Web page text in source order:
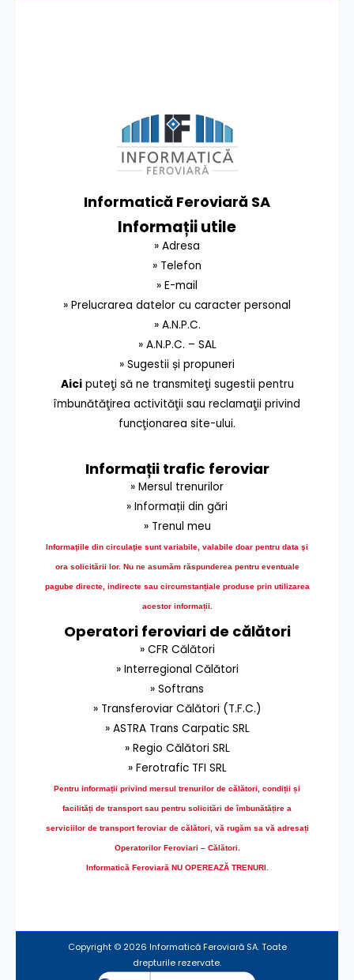
Informatică Feroviară SA
Informații utile
» Adresa
» Telefon
» E-mail
» Prelucrarea datelor cu caracter personal
» A.N.P.C.
» A.N.P.C. – SAL
» Sugestii și propuneri
Aiciputeţi să ne transmiteţi sugestii pentru
îmbunătăţirea activităţii sau reclamaţii privind
funcţionarea site-ului.
Informații trafic feroviar
» Mersul trenurilor
» Informații din gări
» Trenul meu
Informaţiile din circulaţie sunt variabile, valabile doar pentru data şi
ora solicitării lor. Nu ne asumăm răspunderea pentru eventuale
pagube directe, indirecte sau circumstanțiale produse prin utilizarea
acestor informații.
Operatori feroviari de călători
» CFR Călători
» Interregional Călători
» Softrans
» Transferoviar Călători (T.F.C.)
» ASTRA Trans Carpatic SRL
» Regio Călători SRL
» Ferotrafic TFI SRL
Pentru informații privind mersul trenurilor de călători, condiții și
facilități de transport sau pentru solicitări de îmbunătățire a
serviciilor de transport feroviar de călători, vă rugăm sa vă adresați
Operatorilor Feroviari – Călători.
Informatică Feroviară NU OPEREAZĂ TRENURI.
Copyright © 2026 Informatică Feroviară SA. Toate
drepturile rezervate.